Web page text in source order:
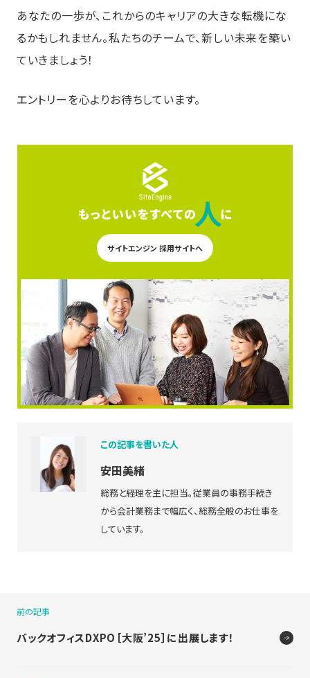
あなたの一歩が、これからのキャリアの大きな転機にな
るかもしれません。私たちのチームで、新しい未来を築い
ていきましょう！
エントリーを心よりお待ちしています。
サイトエンジン 採用サイトへ
この記事を書いた人
安田美緒
総務と経理を主に担当。従業員の事務手続き
から会計業務まで幅広く、総務全般のお仕事を
しています。
前の記事
バックオフィスDXPO［大阪’25］に出展します！